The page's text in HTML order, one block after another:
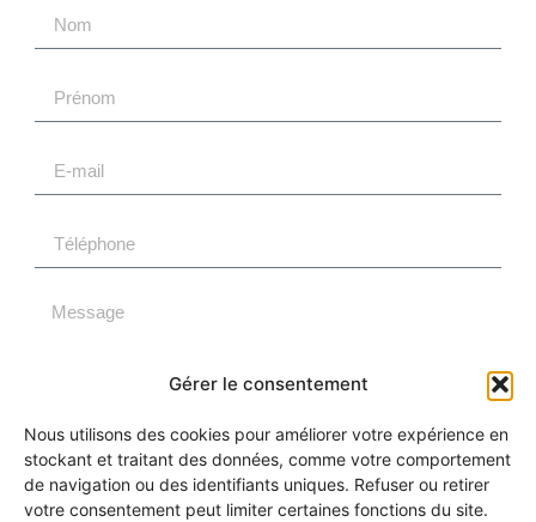
Gérer le consentement
Nous utilisons des cookies pour améliorer votre expérience en
stockant et traitant des données, comme votre comportement
de navigation ou des identifiants uniques. Refuser ou retirer
votre consentement peut limiter certaines fonctions du site.
ENVOYER
Alternative: